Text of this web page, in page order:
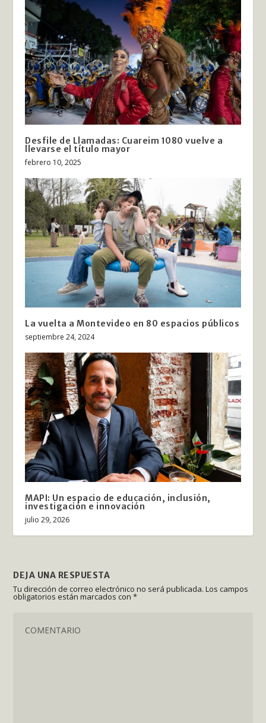
Desfile de Llamadas: Cuareim 1080 vuelve a
llevarse el título mayor
febrero 10, 2025
La vuelta a Montevideo en 80 espacios públicos
septiembre 24, 2024
MAPI: Un espacio de educación, inclusión,
investigación e innovación
julio 29, 2026
DEJA UNA RESPUESTA
Tu dirección de correo electrónico no será publicada. Los campos
obligatorios están marcados con*